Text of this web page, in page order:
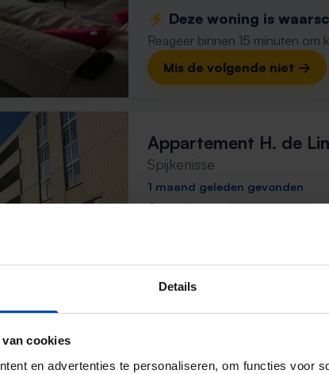
Details
cookies
en advertenties te personaliseren, om functies voor
⚡️ Deze woning is
Reageer binnen 15 minuten om
Mis de volgende niet →
Appartement H. de
Spijkenisse
1 maand geleden gevonden
Gevonden op:Gnagnagna.nl
⚡️ Deze woning is
Reageer binnen 15 minuten
Mis de volgende niet →